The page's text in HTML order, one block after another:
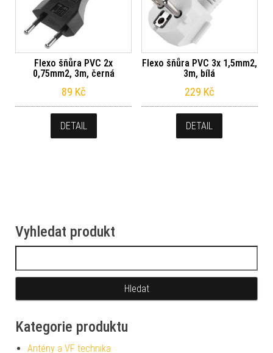
Flexo šňůra PVC 2x
0,75mm2, 3m, černá
89 Kč
DETAIL
Flexo šňůra PVC 3x 1,5mm2,
3m, bílá
229 Kč
DETAIL
Vyhledat produkt
Kategorie produktu
Antény a VF technika